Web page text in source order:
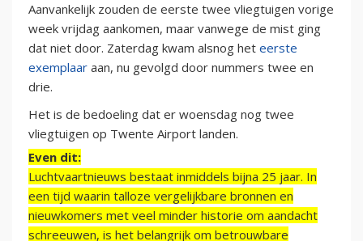
Aanvankelijk zouden de eerste twee vliegtuigen vorige
week vrijdag aankomen, maar vanwege de mist ging
dat niet door. Zaterdag kwam alsnog het eerste
exemplaar aan, nu gevolgd door nummers twee en
drie.
Het is de bedoeling dat er woensdag nog twee
vliegtuigen op Twente Airport landen.
Even dit:
Luchtvaartnieuws bestaat inmiddels bijna 25 jaar. In
een tijd waarin talloze vergelijkbare bronnen en
nieuwkomers met veel minder historie om aandacht
schreeuwen, is het belangrijk om betrouwbare